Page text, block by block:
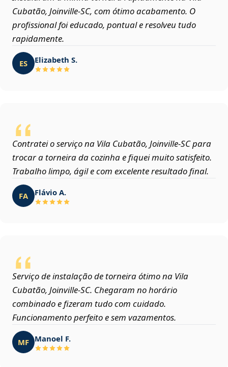
Cubatão, Joinville‑SC, com ótimo acabamento. O
profissional foi educado, pontual e resolveu tudo
rapidamente.
ES Elizabeth S.
Contratei o serviço na Vila Cubatão, Joinville‑SC para
trocar a torneira da cozinha e fiquei muito satisfeito.
Trabalho limpo, ágil e com excelente resultado final.
FA Flávio A.
Serviço de instalação de torneira ótimo na Vila
Cubatão, Joinville‑SC. Chegaram no horário
combinado e fizeram tudo com cuidado.
Funcionamento perfeito e sem vazamentos.
MF Manoel F.